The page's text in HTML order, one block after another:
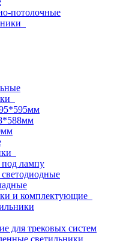
потолочные
лампу
и комплектующие
для трековых систем
светильники